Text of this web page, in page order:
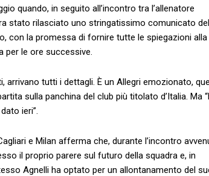
quando, in seguito all’incontro tra l’allenatore
stato rilasciato uno stringatissimo comunicato
con la promessa di fornire tutte le spiegazioni alla
per le ore successive.
arrivano tutti i dettagli. È un Allegri emozionato,
sulla panchina del club più titolato d’Italia. Ma
ieri”.
e Milan afferma che, durante l’incontro
il proprio parere sul futuro della squadra e, in
Agnelli ha optato per un allontanamento del